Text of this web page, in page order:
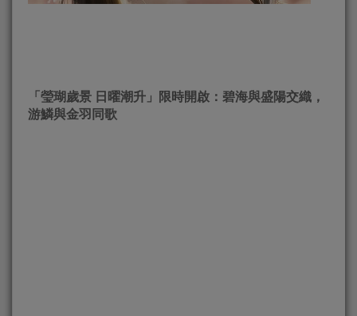
「瑩瑚歲景 日曜潮升」限時開啟：碧海與盛陽交織，
游鱗與金羽同歌